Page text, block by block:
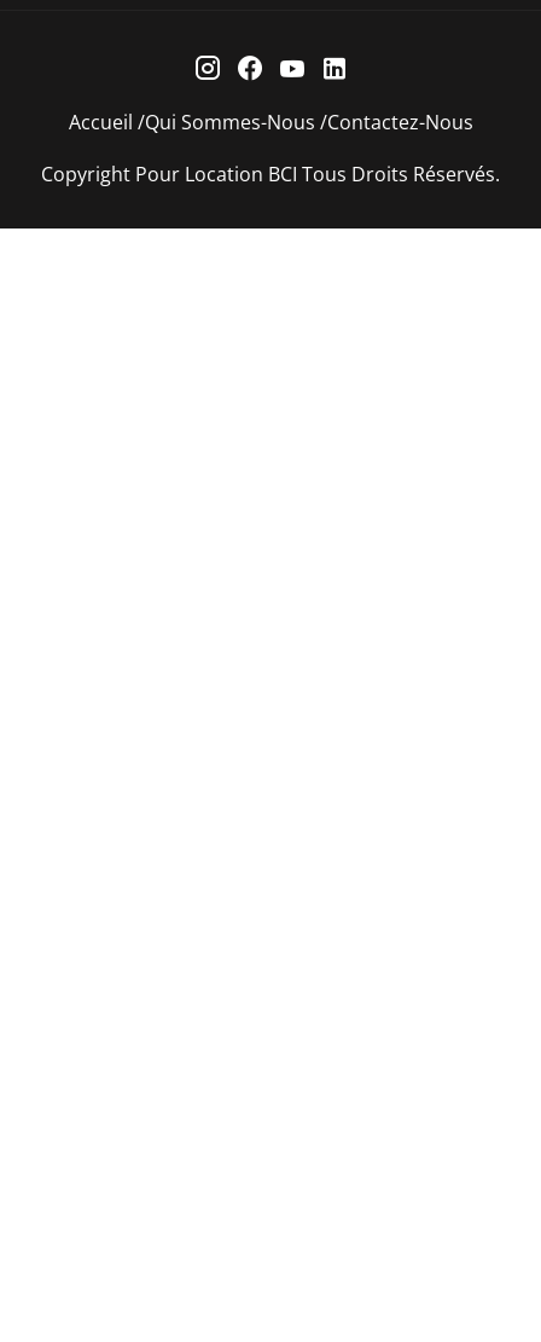
Accueil Qui Sommes-Nous Contactez-Nous
Copyright Pour Location BCI Tous Droits Réservés.